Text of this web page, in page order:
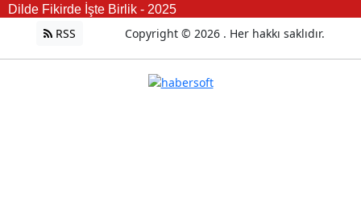
Dilde Fikirde İşte Birlik - 2025
RSS Copyright © 2026 . Her hakkı saklıdır.